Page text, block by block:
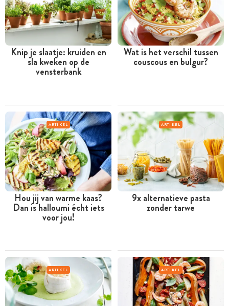
Knip je slaatje: kruiden en
sla kweken op de
vensterbank
Wat is het verschil tussen
couscous en bulgur?
ARTIKEL
Hou jij van warme kaas?
Dan is halloumi écht iets
voor jou!
ARTIKEL
9x alternatieve pasta
zonder tarwe
ARTIKEL ARTIKEL